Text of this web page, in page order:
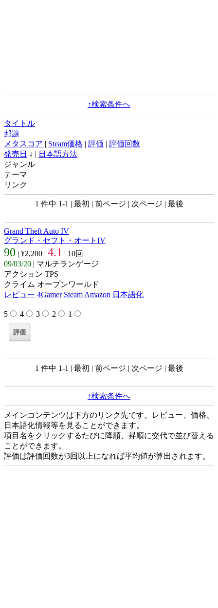
↑検索条件へ
タイトル
邦題
メタスコア | Steam価格 | 評価 | 評価回数
発売日 ↓ | 日本語方法
ジャンル
テーマ
リンク
1 件中 1-1 | 最初 | 前ページ | 次ページ | 最後
Grand Theft Auto IV
グランド・セフト・オートIV
90 | ¥2,200 | 4.1 | 10回
09/03/20 | マルチランゲージ
アクション TPS
クライム オープンワールド
レビュー 4Gamer Steam Amazon 日本語化
5 4 3 2 1
1 件中 1-1 | 最初 | 前ページ | 次ページ | 最後
↑検索条件へ
メインコンテンツは下方のリンク先です。レビュー、価格、
日本語化情報等を見ることができます。
項目名をクリックするたびに降順、昇順に交代で並び替える
ことができます。
評価は評価回数が3回以上になれば平均値が算出されます。